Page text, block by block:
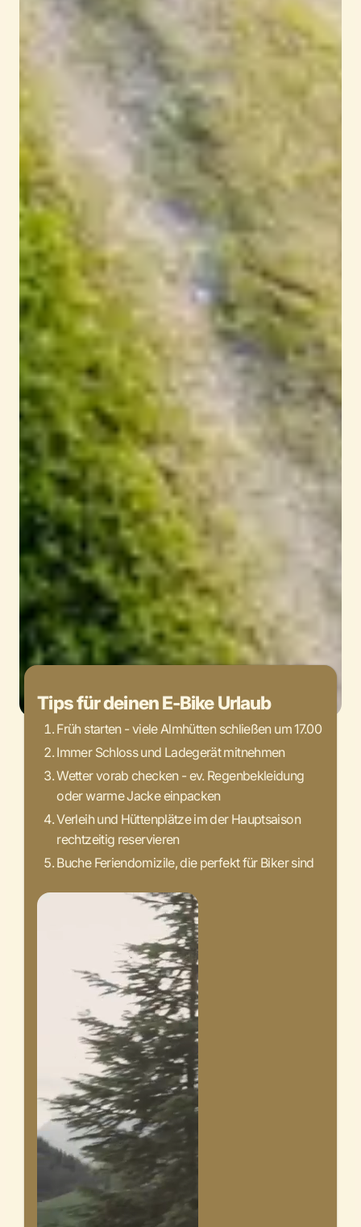
Tips für deinen E-Bike Urlaub
Früh starten - viele Almhütten schließen um 17.00
Immer Schloss und Ladegerät mitnehmen
Wetter vorab checken - ev. Regenbekleidung
oder warme Jacke einpacken
Verleih und Hüttenplätze im der Hauptsaison
rechtzeitig reservieren
Buche Feriendomizile, die perfekt für Biker sind